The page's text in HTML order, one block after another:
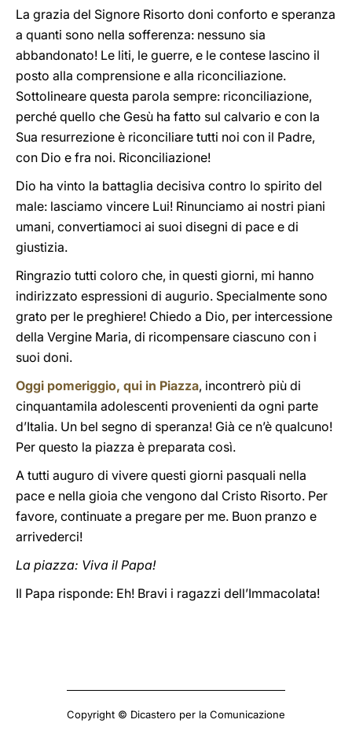
La grazia del Signore Risorto doni conforto e speranza
a quanti sono nella sofferenza: nessuno sia
abbandonato! Le liti, le guerre, e le contese lascino il
posto alla comprensione e alla riconciliazione.
Sottolineare questa parola sempre: riconciliazione,
perché quello che Gesù ha fatto sul calvario e con la
Sua resurrezione è riconciliare tutti noi con il Padre,
con Dio e fra noi. Riconciliazione!
Dio ha vinto la battaglia decisiva contro lo spirito del
male: lasciamo vincere Lui! Rinunciamo ai nostri piani
umani, convertiamoci ai suoi disegni di pace e di
giustizia.
Ringrazio tutti coloro che, in questi giorni, mi hanno
indirizzato espressioni di augurio. Specialmente sono
grato per le preghiere! Chiedo a Dio, per intercessione
della Vergine Maria, di ricompensare ciascuno con i
suoi doni.
Oggi pomeriggio, qui in Piazza, incontrerò più di
cinquantamila adolescenti provenienti da ogni parte
d’Italia. Un bel segno di speranza! Già ce n’è qualcuno!
Per questo la piazza è preparata così.
A tutti auguro di vivere questi giorni pasquali nella
pace e nella gioia che vengono dal Cristo Risorto. Per
favore, continuate a pregare per me. Buon pranzo e
arrivederci!
La piazza: Viva il Papa!
Il Papa risponde: Eh! Bravi i ragazzi dell’Immacolata!
Copyright © Dicastero per la Comunicazione